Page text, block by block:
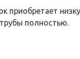
приобретает
полностью.